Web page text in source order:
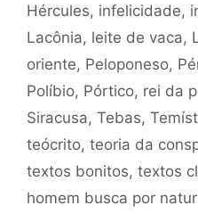
Hércules, infelicidade,
Lacônia, leite de vaca,
oriente, Peloponeso,
Políbio, Pórtico, rei da
Siracusa, Tebas,
teócrito, teoria da
textos bonitos, textos
homem busca por